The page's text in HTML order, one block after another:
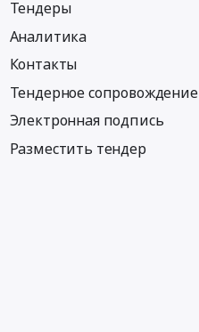
Тендеры
Аналитика
Контакты
Тендерное сопровождение
Электронная подпись
Разместить тендер